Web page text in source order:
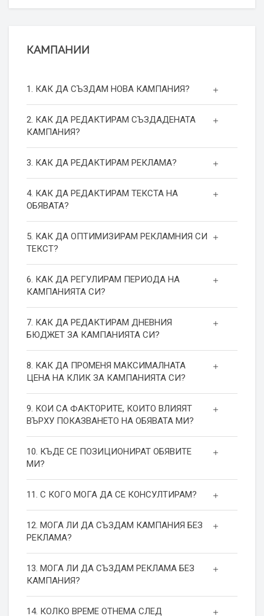
КАМПАНИИ
1. КАК ДА СЪЗДАМ НОВА КАМПАНИЯ?
2. КАК ДА РЕДАКТИРАМ СЪЗДАДЕНАТА
КАМПАНИЯ?
3. КАК ДА РЕДАКТИРАМ РЕКЛАМА?
4. КАК ДА РЕДАКТИРАМ ТЕКСТА НА
ОБЯВАТА?
5. КАК ДА ОПТИМИЗИРАМ РЕКЛАМНИЯ СИ
ТЕКСТ?
6. КАК ДА РЕГУЛИРАМ ПЕРИОДА НА
КАМПАНИЯТА СИ?
7. КАК ДА РЕДАКТИРАМ ДНЕВНИЯ
БЮДЖЕТ ЗА КАМПАНИЯТА СИ?
8. КАК ДА ПРОМЕНЯ МАКСИМАЛНАТА
ЦЕНА НА КЛИК ЗА КАМПАНИЯТА СИ?
9. КОИ СА ФАКТОРИТЕ, КОИТО ВЛИЯЯТ
ВЪРХУ ПОКАЗВАНЕТО НА ОБЯВАТА МИ?
10. КЪДЕ СЕ ПОЗИЦИОНИРАТ ОБЯВИТЕ
МИ?
11. С КОГО МОГА ДА СЕ КОНСУЛТИРАМ?
12. МОГА ЛИ ДА СЪЗДАМ КАМПАНИЯ БЕЗ
РЕКЛАМА?
13. МОГА ЛИ ДА СЪЗДАМ РЕКЛАМА БЕЗ
КАМПАНИЯ?
14. КОЛКО ВРЕМЕ ОТНЕМА СЛЕД